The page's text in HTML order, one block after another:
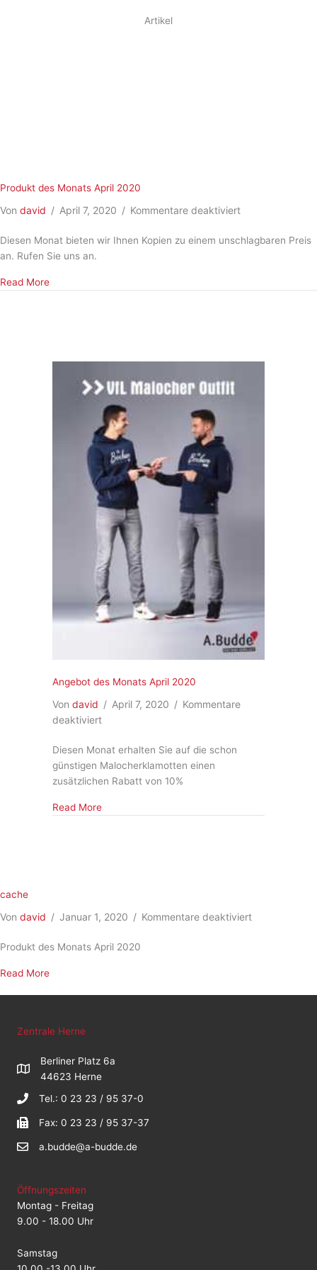
Artikel
Produkt des Monats April 2020
Von david / April 7, 2020 / Kommentare deaktiviertfür
des
2020
Diesen Monat bieten wir Ihnen Kopien zu einem unschlagbaren Preis
an. Rufen Sie uns an.
Read Moreabout Produkt des Monats April 2020
Angebot des Monats April 2020
Von david / April 7, 2020 / Kommentare
deaktiviertfür
des
Monats
April
Diesen Monat erhalten Sie auf die schon
günstigen Malocherklamotten einen
zusätzlichen Rabatt von 10%
Read Moreabout Angebot des Monats April 2020
cache
Von david / Januar 1, 2020 / Kommentare deaktiviertfür
Produkt des Monats April 2020
Read Moreabout cache
Zentrale Herne
Berliner Platz 6a
44623 Herne
Tel.: 0 23 23 / 95 37-0
Fax: 0 23 23 / 95 37-37
a.budde@a-budde.de
Öffnungszeiten
Montag - Freitag
9.00 - 18.00 Uhr
Samstag